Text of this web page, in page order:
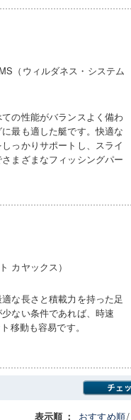
（ウィルダネス・システム
の性能がバランスよく備わ
最も適した艇です。快適な
っかりサポートし、スライ
まざまなフィッシングパー
カヤックス）
な長さと積載力を持った足
ない条件であれば、時速
移動も容易です。
表示順 ： おすすめ順/